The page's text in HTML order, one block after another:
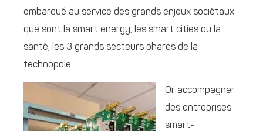
embarqué au service des grands enjeux sociétaux
que sont la smart energy, les smart cities ou la
santé, les 3 grands secteurs phares de la
technopole.
Or accompagner
des entreprises
smart-